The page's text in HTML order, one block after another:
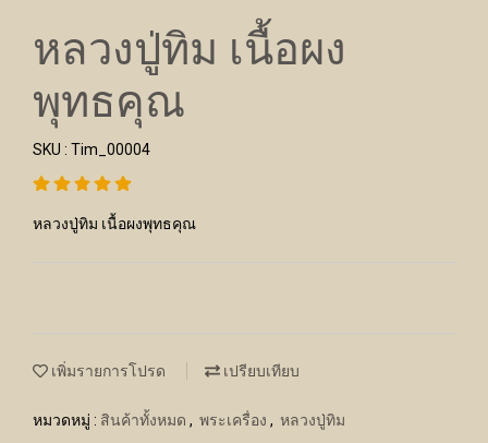
หลวงปู่ทิม เนื้อผง
พุทธคุณ
SKU : Tim_00004
หลวงปู่ทิม เนื้อผงพุทธคุณ
เพิ่มรายการโปรด เปรียบเทียบ
หมวดหมู่ : สินค้าทั้งหมด , พระเครื่อง , หลวงปู่ทิม